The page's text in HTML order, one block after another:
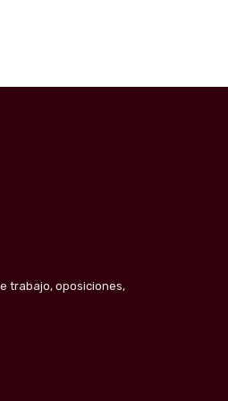
trabajo, oposiciones,